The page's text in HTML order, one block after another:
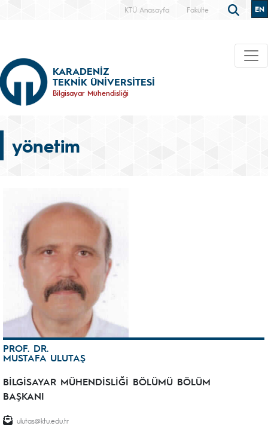
KTÜ Anasayfa Fakülte EN
KARADENİZ
TEKNİK ÜNİVERSİTESİ
Bilgisayar Mühendisliği
yönetim
PROF. DR.
MUSTAFA ULUTAŞ
BİLGİSAYAR MÜHENDİSLİĞİ BÖLÜMÜ BÖLÜM
BAŞKANI
ulutas@ktu.edu.tr